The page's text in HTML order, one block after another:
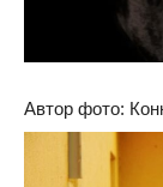
Автор фото: